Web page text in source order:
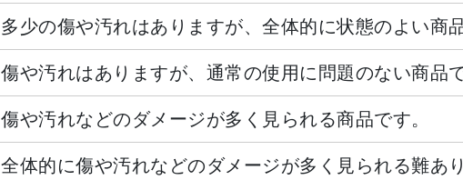
多少の傷や汚れはありますが、全体的に状態のよい商品
傷や汚れはありますが、通常の使用に問題のない商品で
傷や汚れなどのダメージが多く見られる商品です。
全体的に傷や汚れなどのダメージが多く見られる難あ